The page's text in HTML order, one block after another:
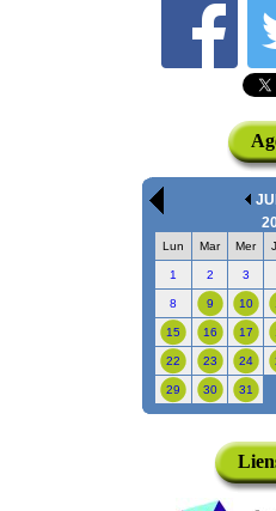
Lun Mar Mer
1 2 3
8 9 10
15 16 17
22 23 24
29 30 31